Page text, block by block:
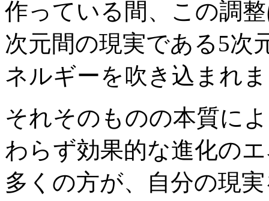
作っている間、この調
次元間の現実である5次
ネルギーを吹き込まれ
それそのものの本質に
わらず効果的な進化の
多くの方が、自分の現